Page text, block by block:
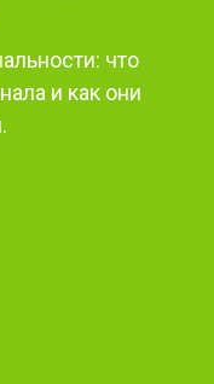
что
и как они